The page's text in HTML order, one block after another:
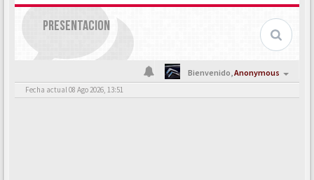
PRESENTACION
Bienvenido,Anonymous
Fecha actual 08 Ago 2026, 13:51